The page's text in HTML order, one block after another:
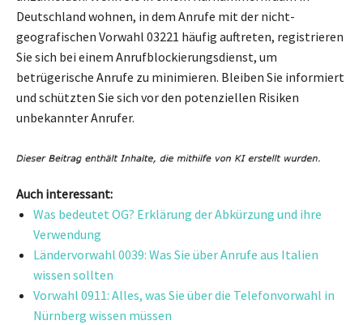
Deutschland wohnen, in dem Anrufe mit der nicht-
geografischen Vorwahl 03221 häufig auftreten, registrieren
Sie sich bei einem Anrufblockierungsdienst, um
betrügerische Anrufe zu minimieren. Bleiben Sie informiert
und schützten Sie sich vor den potenziellen Risiken
unbekannter Anrufer.
Auch interessant:
Was bedeutet OG? Erklärung der Abkürzung und ihre
Verwendung
Ländervorwahl 0039: Was Sie über Anrufe aus Italien
wissen sollten
Vorwahl 0911: Alles, was Sie über die Telefonvorwahl in
Nürnberg wissen müssen